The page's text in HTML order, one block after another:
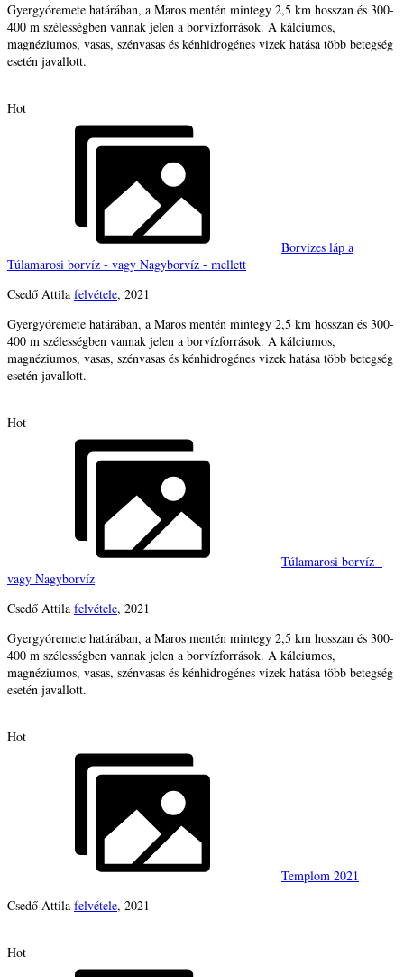
Gyergyóremete határában, a Maros mentén mintegy 2,5 km hosszan és 300-
400 m szélességben vannak jelen a borvízforrások. A kálciumos,
magnéziumos, vasas, szénvasas és kénhidrogénes vizek hatása több betegség
esetén javallott.
Hot
Borvizes láp a
Túlamarosi borvíz - vagy Nagyborvíz - mellett
Csedő Attila felvétele, 2021
Gyergyóremete határában, a Maros mentén mintegy 2,5 km hosszan és 300-
400 m szélességben vannak jelen a borvízforrások. A kálciumos,
magnéziumos, vasas, szénvasas és kénhidrogénes vizek hatása több betegség
esetén javallott.
Hot
Túlamarosi borvíz -
vagy Nagyborvíz
Csedő Attila felvétele, 2021
Gyergyóremete határában, a Maros mentén mintegy 2,5 km hosszan és 300-
400 m szélességben vannak jelen a borvízforrások. A kálciumos,
magnéziumos, vasas, szénvasas és kénhidrogénes vizek hatása több betegség
esetén javallott.
Hot
Templom 2021
Csedő Attila felvétele, 2021
Hot